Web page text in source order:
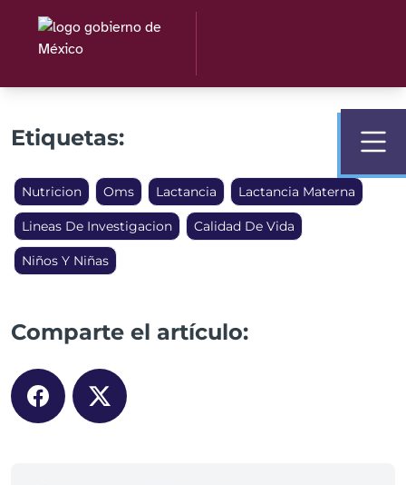
Etiquetas:
Nutricion Oms Lactancia Lactancia Materna
Lineas De Investigacion Calidad De Vida
Niños Y Niñas
Comparte el artículo: